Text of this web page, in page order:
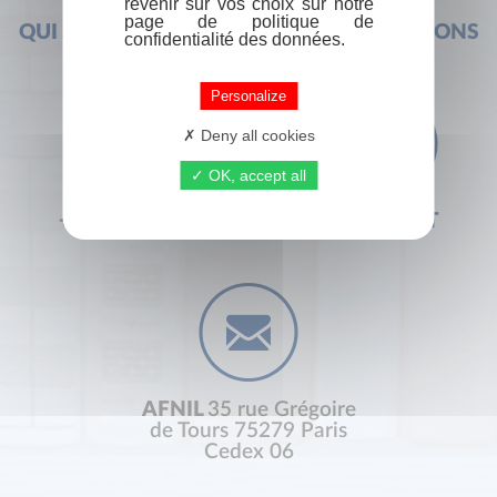
QUI SOMMES-NOUS ? FOIRE AUX QUESTIONS
+33 (0) 1 44 41 29 19 CONTACT
AFNIL 35 rue Grégoire
de Tours 75279 Paris
Cedex 06
page de politique de
confidentialité des données.
Personalize
Deny all cookies
OK, accept all